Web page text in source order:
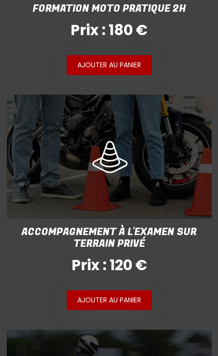
FORMATION MOTO PRATIQUE 2H
Prix : 180 €
AJOUTER AU PANIER
ACCOMPAGNEMENT À L'EXAMEN SUR
TERRAIN PRIVÉ
Prix : 120 €
AJOUTER AU PANIER